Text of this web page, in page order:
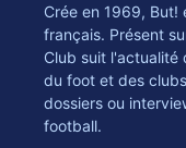
Crée en 1969, But!
français. Présent
Club suit l'actualité
du foot et des
dossiers ou
football.